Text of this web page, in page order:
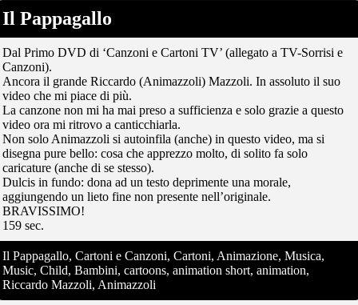
Il Pappagallo
Dal Primo DVD di ‘Canzoni e Cartoni TV’ (allegato a TV-Sorrisi e
Canzoni).
Ancora il grande Riccardo (Animazzoli) Mazzoli. In assoluto il suo
video che mi piace di più.
La canzone non mi ha mai preso a sufficienza e solo grazie a questo
video ora mi ritrovo a canticchiarla.
Non solo Animazzoli si autoinfila (anche) in questo video, ma si
disegna pure bello: cosa che apprezzo molto, di solito fa solo
caricature (anche di se stesso).
Dulcis in fundo: dona ad un testo deprimente una morale,
aggiungendo un lieto fine non presente nell’originale.
BRAVISSIMO!
159 sec.
Il Pappagallo, Cartoni e Canzoni, Cartoni, Animazione, Musica,
Music, Child, Bambini, cartoons, animation short, animation,
Riccardo Mazzoli, Animazzoli